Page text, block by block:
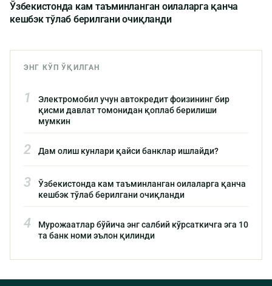
Ўзбекистонда кам таъминланган оилаларга қанча
кешбэк тўлаб берилгани очиқланди
ЭНГ КЎП ЎҚИЛГАН
1
Электромобил учун автокредит фоизининг бир
қисми давлат томонидан қоплаб берилиши
мумкин
2 Дам олиш кунлари қайси банклар ишлайди?
3
Ўзбекистонда кам таъминланган оилаларга қанча
кешбэк тўлаб берилгани очиқланди
4
Мурожаатлар бўйича энг салбий кўрсаткичга эга 10
та банк номи эълон қилинди